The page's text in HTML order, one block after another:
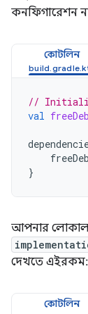
কনফিগারেশন
কোটলিন
//
val
}
আপনার লোকাল
দেখতে এইরকম:
কোটলিন